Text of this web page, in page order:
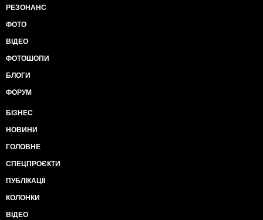
РЕЗОНАНС
ФОТО
ВІДЕО
ФОТОШОПИ
БЛОГИ
ФОРУМ
БІЗНЕС
НОВИНИ
ГОЛОВНЕ
СПЕЦПРОЄКТИ
ПУБЛІКАЦІЇ
КОЛОНКИ
ВІДЕО